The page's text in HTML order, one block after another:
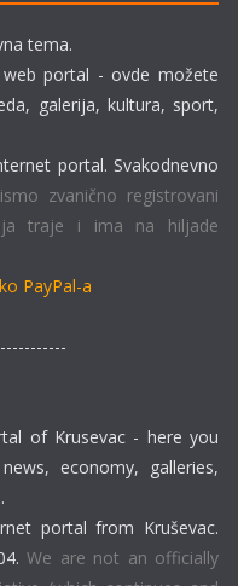
tema.
web portal - ovde možete
galerija, kultura, sport,
portal. Svakodnevno
zvanično registrovani
traje i ima na hiljade
PayPal-a
of Krusevac - here you
economy, galleries,
portal from Kruševac.
We are not an officially